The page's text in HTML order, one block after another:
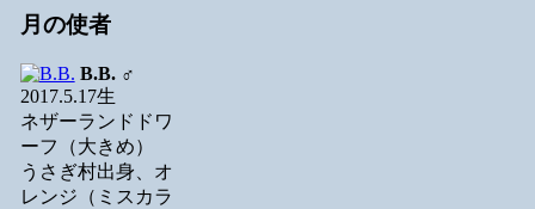
月の使者
B.B.♂
2017.5.17生
ネザーランドドワ
ーフ（大きめ）
うさぎ村出身、オ
レンジ（ミスカラ